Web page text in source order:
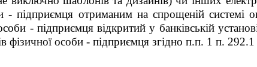
підприємця отриманим на спрощеній системі
- підприємця відкритий у банківській
фізичної особи - підприємця згідно п.п. 1 п.